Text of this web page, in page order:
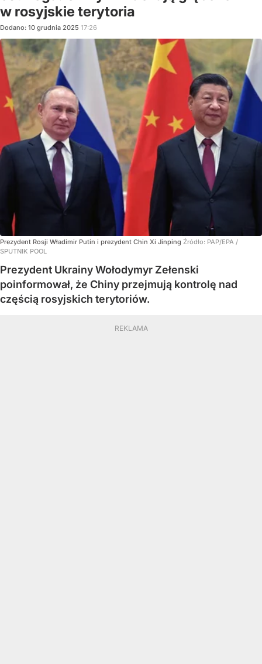
w rosyjskie terytoria
Dodano: 10 grudnia 2025 17:26
Prezydent Rosji Władimir Putin i prezydent Chin Xi Jinping Źródło: PAP/EPA /
SPUTNIK POOL
Prezydent Ukrainy Wołodymyr Zełenski
poinformował, że Chiny przejmują kontrolę nad
częścią rosyjskich terytoriów.